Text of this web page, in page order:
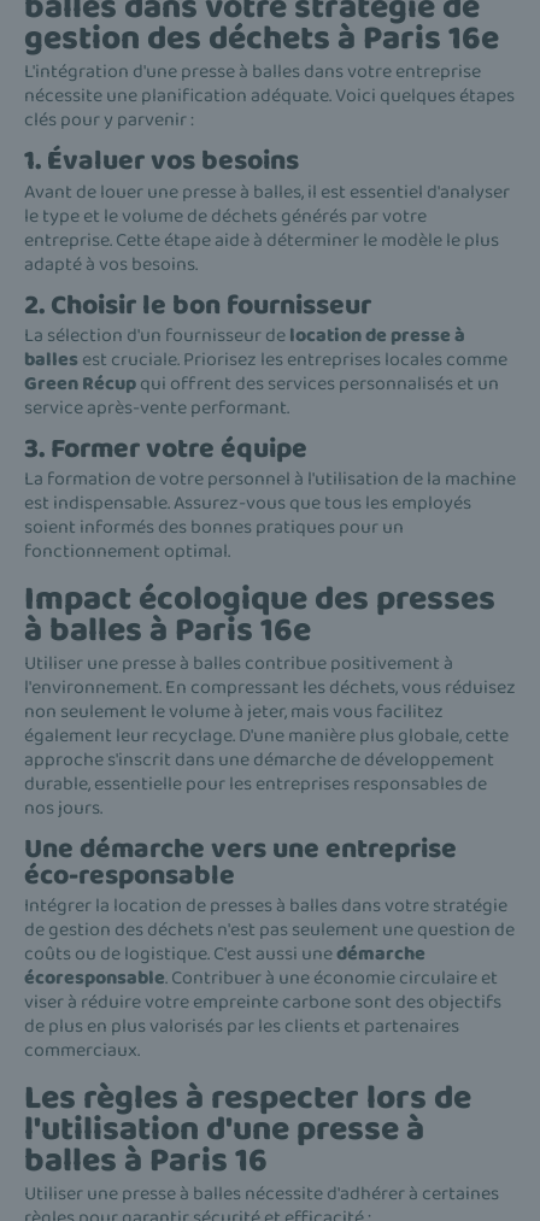
gestion des déchets à Paris 16e
L'intégration d'une presse à balles dans votre entreprise
nécessite une planification adéquate. Voici quelques étapes
clés pour y parvenir :
1. Évaluer vos besoins
Avant de louer une presse à balles, il est essentiel d'analyser
le type et le volume de déchets générés par votre
entreprise. Cette étape aide à déterminer le modèle le plus
adapté à vos besoins.
2. Choisir le bon fournisseur
La sélection d'un fournisseur delocation de presse à
balles est cruciale. Priorisez les entreprises locales comme
Green Récupqui offrent des services personnalisés et un
service après-vente performant.
3. Former votre équipe
La formation de votre personnel à l'utilisation de la machine
est indispensable. Assurez-vous que tous les employés
soient informés des bonnes pratiques pour un
fonctionnement optimal.
Impact écologique des presses
à balles à Paris 16e
Utiliser une presse à balles contribue positivement à
l'environnement. En compressant les déchets, vous réduisez
non seulement le volume à jeter, mais vous facilitez
également leur recyclage. D'une manière plus globale, cette
approche s'inscrit dans une démarche de développement
durable, essentielle pour les entreprises responsables de
nos jours.
Une démarche vers une entreprise
éco-responsable
Intégrer la location de presses à balles dans votre stratégie
de gestion des déchets n'est pas seulement une question de
coûts ou de logistique. C'est aussi unedémarche
écoresponsable. Contribuer à une économie circulaire et
viser à réduire votre empreinte carbone sont des objectifs
de plus en plus valorisés par les clients et partenaires
commerciaux.
Les règles à respecter lors de
l'utilisation d'une presse à
balles à Paris 16
Utiliser une presse à balles nécessite d'adhérer à certaines